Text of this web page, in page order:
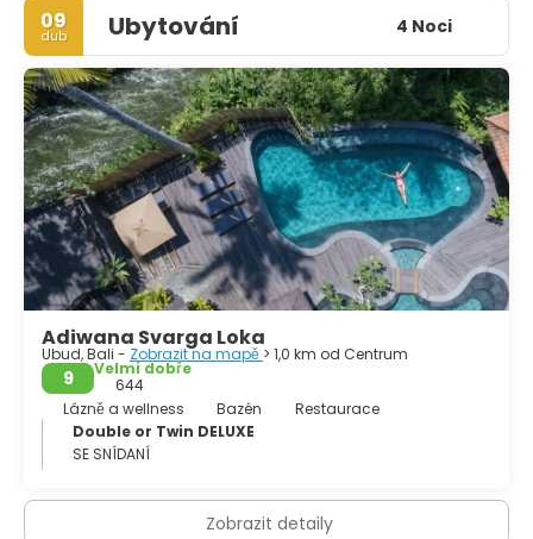
09
dub Ubytování 4 Noci
Adiwana Svarga Loka
Ubud, Bali - Zobrazit na mapě > 1,0 km od Centrum
9
Velmi dobře
644
Lázně a wellness
Bazén
Restaurace
Double or Twin DELUXE
SE SNÍDANÍ
Zobrazit detaily